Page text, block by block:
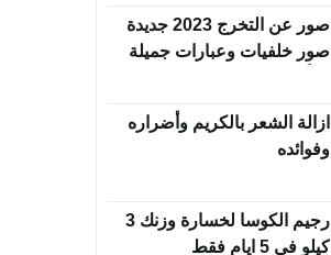
صور عن التخرج 2023 جديدة
صور خلفيات وعبارات جميلة
ازالة الشعر بالكريم وأضراره
وفوائده
رجيم الكوسا لخسارة وزنك 3
كيلو في 5 ايام فقط